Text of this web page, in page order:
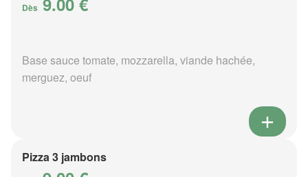
Dès
Base sauce tomate, mozzarella, viande hachée,
merguez, oeuf
Pizza 3 jambons